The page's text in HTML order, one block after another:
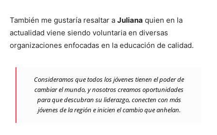
También me gustaría resaltar a Juliana quien en la
actualidad viene siendo voluntaria en diversas
organizaciones enfocadas en la educación de calidad.
Consideramos que todos los jóvenes tienen el poder de
cambiar el mundo, y nosotros creamos oportunidades
para que descubran su liderazgo, conecten con más
jóvenes de la región e inicien el cambio que anhelan.